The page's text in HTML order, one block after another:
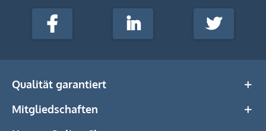
stempel-
Media
Facebook LinkedIn Twitter
Qualität garantiert
Mitgliedschaften